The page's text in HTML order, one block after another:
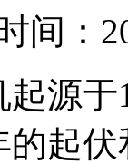
间：
起源
起